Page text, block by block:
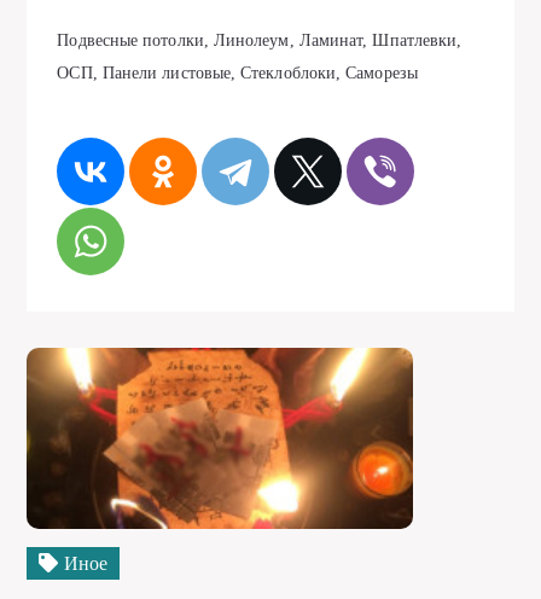
Подвесные потолки, Линолеум, Ламинат, Шпатлевки,
ОСП, Панели листовые, Стеклоблоки, Саморезы
Иное